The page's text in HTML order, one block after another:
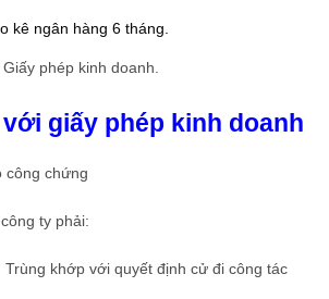
kê ngân hàng 6 tháng.
phép kinh doanh.
giấy phép kinh doanh
công chứng
ty phải:
Trùng khớp với quyết định cử đi công tác